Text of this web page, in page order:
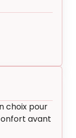
choix pour
avant